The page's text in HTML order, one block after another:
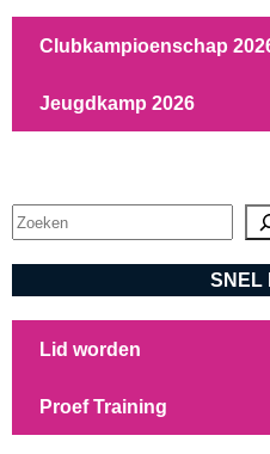
Clubkampioenschap
Jeugdkamp 2026
Zoeken
SNEL
Lid worden
Proef Training